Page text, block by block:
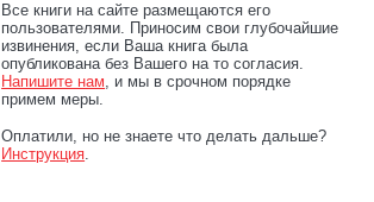
Все книги на сайте размещаются его
пользователями. Приносим свои глубочайшие
извинения, если Ваша книга была
опубликована без Вашего на то согласия.
Напишите нам, и мы в срочном порядке
примем меры.
Оплатили, но не знаете что делать дальше?
Инструкция.